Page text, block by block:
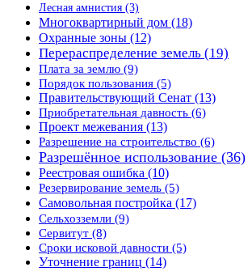
Лесная амнистия (3)
Многоквартирный дом (18)
Охранные зоны (12)
Перераспределение земель (19)
Плата за землю (9)
Порядок пользования (5)
Правительствующий Сенат (13)
Приобретательная давность (6)
Проект межевания (13)
Разрешение на строительство (6)
Разрешённое использование (36)
Реестровая ошибка (10)
Резервирование земель (5)
Самовольная постройка (17)
Сельхозземли (9)
Сервитут (8)
Сроки исковой давности (5)
Уточнение границ (14)